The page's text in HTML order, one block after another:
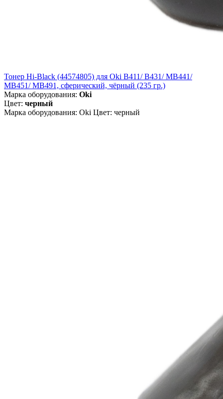
Тонер Hi-Black (44574805) для Oki B411/ B431/ MB441/
MB451/ MB491, сферический, чёрный (235 гр.)
Марка оборудования: Oki
Цвет: черный
Марка оборудования: Oki Цвет: черный